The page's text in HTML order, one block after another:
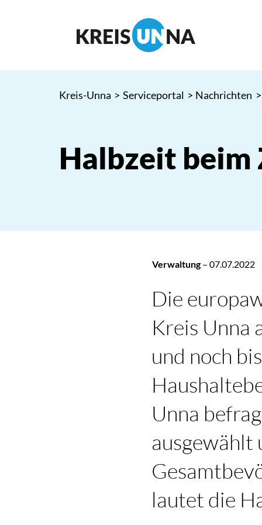
Kreis-Unna > Serviceportal > Nachrichten
Halbzeit beim
Verwaltung– 07.07.2022
Die
Kreis Unna
und noch
Unna
ausgewählt
lautet die